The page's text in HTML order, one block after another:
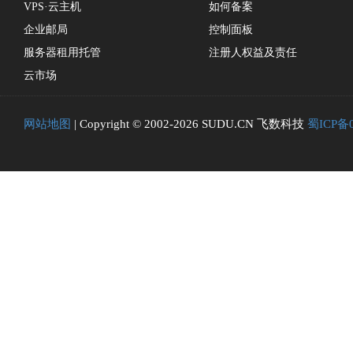
VPS·云主机
企业邮局
服务器租用托管
云市场
如何备案
控制面板
注册人权益及责任
网站地图 | Copyright © 2002-2026 SUDU.CN 飞数科技 蜀ICP备